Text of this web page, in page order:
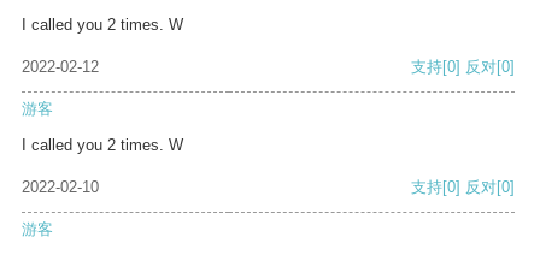
I called you 2 times. W
2022-02-12 支持[0] 反对[0]
游客
I called you 2 times. W
2022-02-10 支持[0] 反对[0]
游客